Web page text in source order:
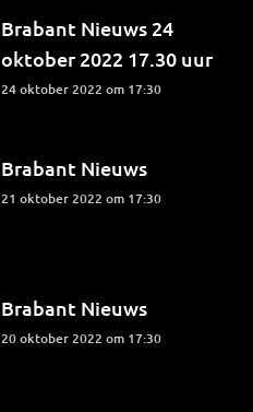
Brabant Nieuws 24
oktober 2022 17.30 uur
24 oktober 2022 om 17:30
Brabant Nieuws
21 oktober 2022 om 17:30
Brabant Nieuws
20 oktober 2022 om 17:30